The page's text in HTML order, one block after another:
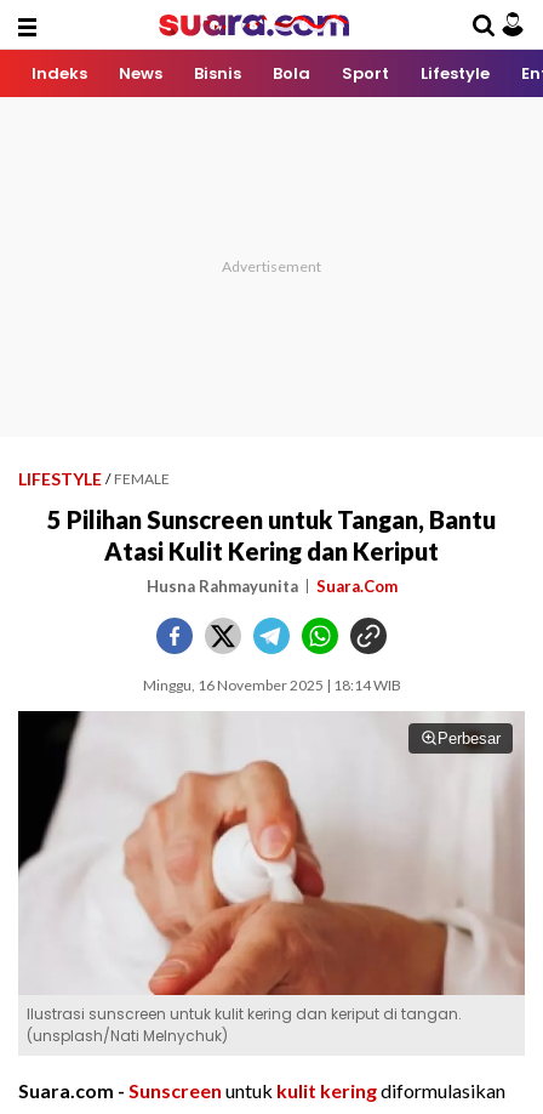
Indeks News Bisnis Bola Sport Lifestyle
LIFESTYLE / FEMALE
5 Pilihan Sunscreen untuk Tangan, Bantu
Atasi Kulit Kering dan Keriput
Husna Rahmayunita Suara.Com
Minggu, 16 November 2025 | 18:14 WIB
Perbesar
Ilustrasi sunscreen untuk kulit kering dan keriput di tangan.
(unsplash/Nati Melnychuk)
Suara.com - Sunscreen untuk kulit keringdiformulasikan